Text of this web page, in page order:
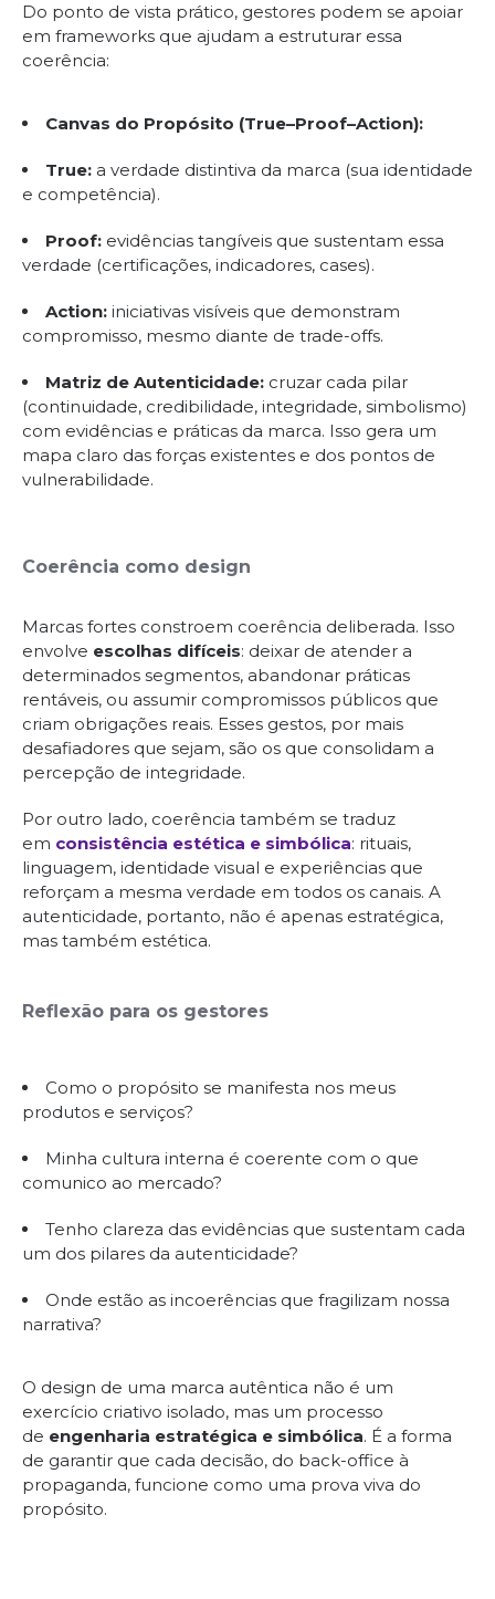
Do ponto de vista prático, gestores podem se apoiar
em frameworks que ajudam a estruturar essa
coerência:
Canvas do Propósito (True–Proof–Action):
True: a verdade distintiva da marca (sua identidade
e competência).
Proof: evidências tangíveis que sustentam essa
verdade (certificações, indicadores, cases).
Action: iniciativas visíveis que demonstram
compromisso, mesmo diante de trade-offs.
Matriz de Autenticidade: cruzar cada pilar
(continuidade, credibilidade, integridade, simbolismo)
com evidências e práticas da marca. Isso gera um
mapa claro das forças existentes e dos pontos de
vulnerabilidade.
Coerência como design
Marcas fortes constroem coerência deliberada. Isso
envolve escolhas difíceis: deixar de atender a
determinados segmentos, abandonar práticas
rentáveis, ou assumir compromissos públicos que
criam obrigações reais. Esses gestos, por mais
desafiadores que sejam, são os que consolidam a
percepção de integridade.
Por outro lado, coerência também se traduz
em consistência estética e simbólica: rituais,
linguagem, identidade visual e experiências que
reforçam a mesma verdade em todos os canais. A
autenticidade, portanto, não é apenas estratégica,
mas também estética.
Reflexão para os gestores
Como o propósito se manifesta nos meus
produtos e serviços?
Minha cultura interna é coerente com o que
comunico ao mercado?
Tenho clareza das evidências que sustentam cada
um dos pilares da autenticidade?
Onde estão as incoerências que fragilizam nossa
narrativa?
O design de uma marca autêntica não é um
exercício criativo isolado, mas um processo
de engenharia estratégica e simbólica. É a forma
de garantir que cada decisão, do back-office à
propaganda, funcione como uma prova viva do
propósito.